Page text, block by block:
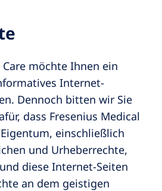
möchte Ihnen ein
Internet-
Dennoch bitten wir Sie
dass Fresenius Medical
einschließlich
und Urheberrechte,
diese Internet-Seiten
an dem geistigen